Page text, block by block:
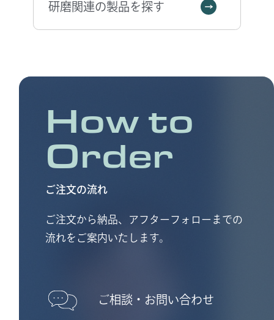
トタイプのブラシコンディショナーやエッチング
装置に用いるクーリングプレートのご案内も可能
研磨関連の製品を探す
How to
Order
ご注文の流れ
ご注文から納品、アフターフォローまでの
流れをご案内いたします。
ご相談・ お問い合わせ